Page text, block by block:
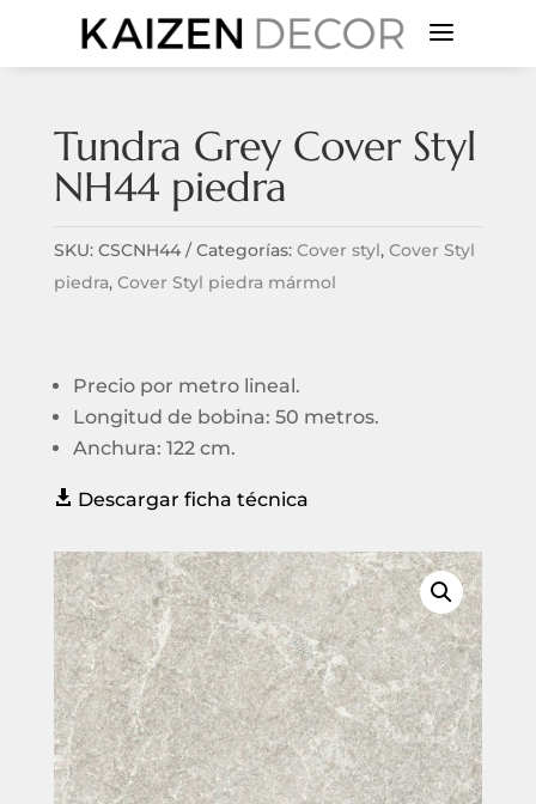
a
Tundra Grey Cover Styl
NH44 piedra
SKU: CSCNH44 Categorías: Cover styl, Cover Styl
piedra, Cover Styl piedra mármol
Precio por metro lineal.
Longitud de bobina: 50 metros.
Anchura: 122 cm.
 Descargar ficha técnica